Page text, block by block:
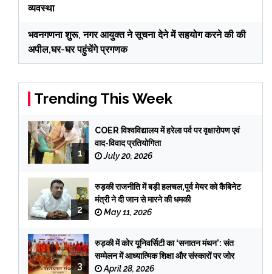
व्यवस्था
भवनगणना शुरू, नगर आयुक्त ने सूचना देने में सहयोग करने की की
अपील,घर-घर पहुंचेंगे प्रगणक
Trending This Week
1
COER विश्वविद्यालय में हरेला पर्व पर वृक्षारोपण एवं
वाद-विवाद प्रतियोगिता
July 20, 2026
2
रुड़की राजनीति में बड़ी हलचल,पूर्व मेयर को कैबिनेट
मंत्री ने दी जान से मारने की धमकी
May 11, 2026
3
रुड़की में कोर यूनिवर्सिटी का ‘सनातन मंथन’: संत
सम्मेलन में आध्यात्मिक शिक्षा और संस्कारों पर जोर
April 28, 2026